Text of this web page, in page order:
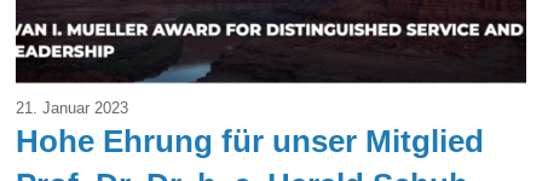
21. Januar 2023
Hohe Ehrung für unser Mitglied